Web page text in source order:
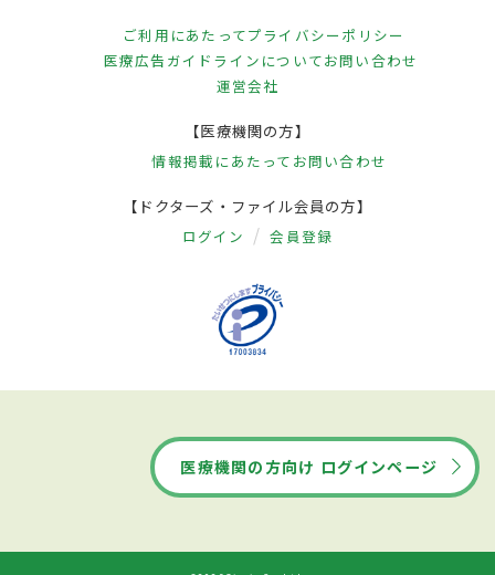
ご利用にあたってプライバシーポリシー
医療広告ガイドラインについてお問い合わせ
運営会社
【医療機関の方】
情報掲載にあたって お問い合わせ
【ドクターズ・ファイル会員の方】
ログイン 会員登録
医療機関の方向け ログインページ